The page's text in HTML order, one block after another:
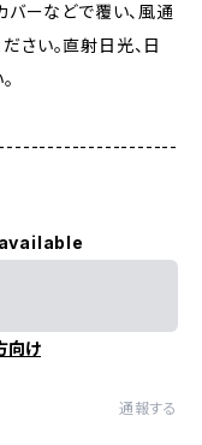
バーなどで覆い、風通
さい。直射日光、日
向け
通報する